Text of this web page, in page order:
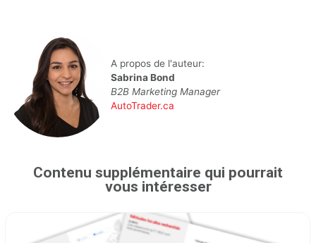
A propos de l'auteur:
Sabrina Bond
B2B Marketing Manager
AutoTrader.ca
Contenu supplémentaire qui pourrait
vous intéresser